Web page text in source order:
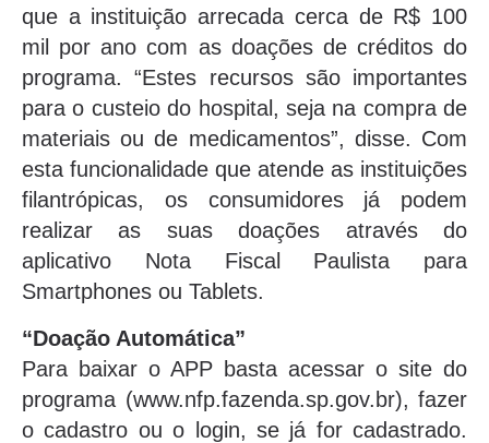
que a instituição arrecada cerca de R$ 100
mil por ano com as doações de créditos do
programa. “Estes recursos são importantes
para o custeio do hospital, seja na compra de
materiais ou de medicamentos”, disse. Com
esta funcionalidade que atende as instituições
filantrópicas, os consumidores já podem
realizar as suas doações através do
aplicativo Nota Fiscal Paulista para
Smartphones ou Tablets.
“Doação Automática”
Para baixar o APP basta acessar o site do
programa (www.nfp.fazenda.sp.gov.br), fazer
o cadastro ou o login, se já for cadastrado.